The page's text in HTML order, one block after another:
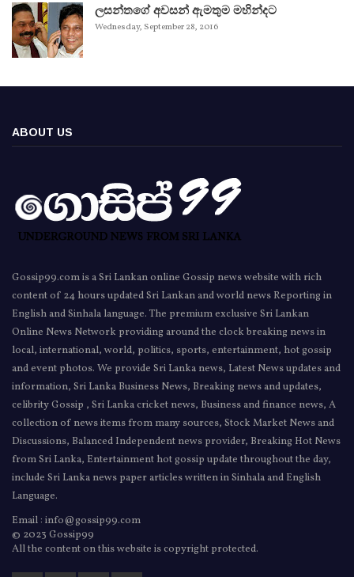
ලසන්තගේ අවසන් ඇමතුම මහින්දට
Wednesday, September 28, 2016
ABOUT US
Gossip99.com is a Sri Lankan online Gossip news website with rich
content of 24 hours updated Sri Lankan and world news Reporting in
English and Sinhala language. The premium exclusive Sri Lankan
Online News Network providing around the clock breaking news in
local, international, world, politics, sports, entertainment, hot gossip
and event photos. We provide Sri Lanka news, Latest News updates and
information, Sri Lanka Business News, Breaking news and updates,
celibrity Gossip , Sri Lanka cricket news, Business and finance news, A
collection of news items from many sources, Stock Market News and
Discussions, Balanced Independent news provider, Breaking Hot News
from Sri Lanka, Entertainment hot gossip update throughout the day,
include Sri Lanka news paper articles written in Sinhala and English
Language.
Email : info@gossip99.com
© 2023 Gossip99
All the content on this website is copyright protected.